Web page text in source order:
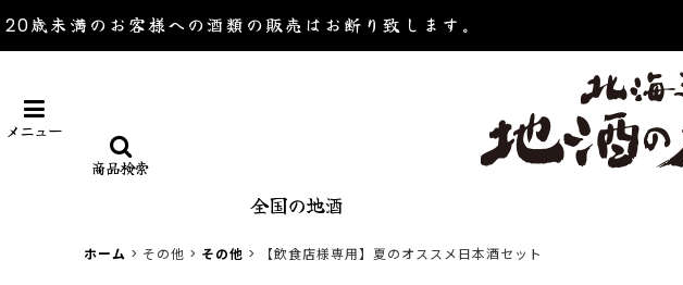
20歳未満のお客様への酒類の販売は お断り致します。
メニュー
全国の地酒
商品検索
ホーム > その他 > その他 > 【飲食店様専用】夏のオススメ日本酒セット